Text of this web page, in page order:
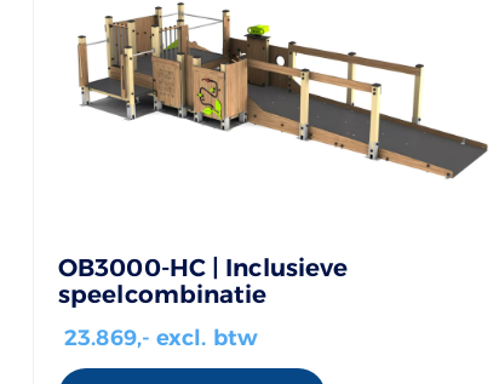
OB3000-HC | Inclusieve
speelcombinatie
23.869,- excl. btw